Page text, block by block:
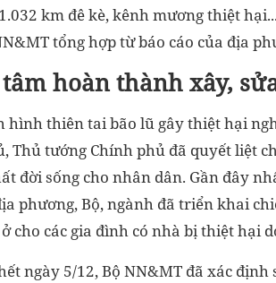
km đê kè, kênh mương thiệt
tổng hợp từ báo cáo của địa
hoàn thành xây,
hình thiên tai bão lũ gây thiệt hại
Thủ tướng Chính phủ đã quyết liệt
đời sống cho nhân dân. Gần đây
phương, Bộ, ngành đã triển khai
cho các gia đình có nhà bị thiệt hại
ngày 5/12, Bộ NN&MT đã xác